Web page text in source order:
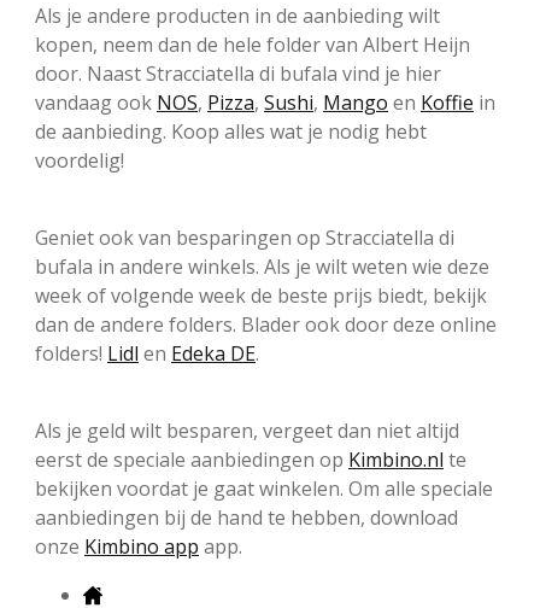
Als je andere producten in de aanbieding wilt
kopen, neem dan de hele folder van Albert Heijn
door. Naast Stracciatella di bufala vind je hier
vandaag ook NOS, Pizza, Sushi, Mango en Koffie in
de aanbieding. Koop alles wat je nodig hebt
voordelig!
Geniet ook van besparingen op Stracciatella di
bufala in andere winkels. Als je wilt weten wie deze
week of volgende week de beste prijs biedt, bekijk
dan de andere folders. Blader ook door deze online
folders! Lidl en Edeka DE.
Als je geld wilt besparen, vergeet dan niet altijd
eerst de speciale aanbiedingen op Kimbino.nl te
bekijken voordat je gaat winkelen. Om alle speciale
aanbiedingen bij de hand te hebben, download
onze Kimbino app app.